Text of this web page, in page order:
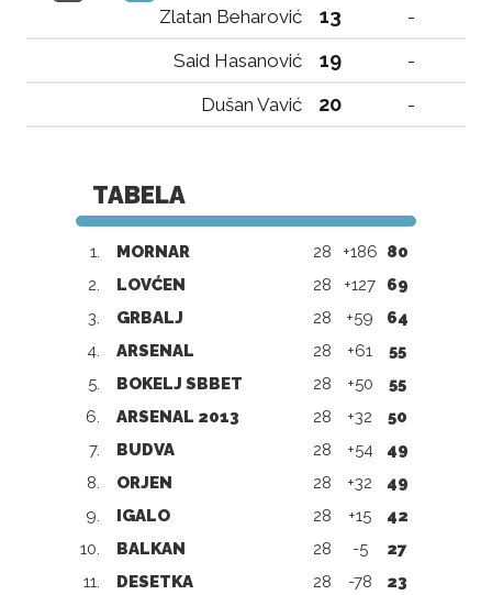
Zlatan Beharović
13
-
Said Hasanović
19
-
Dušan Vavić
20 -
TABELA
1. MORNAR 28 +186 80
2.
LOVĆEN 28 +127
69
3.
GRBALJ 28 +59
64
4.
ARSENAL 28 +61
55
5.
BOKELJ SBBET 28 +50
55
6.
ARSENAL 2013 28 +32
50
7.
BUDVA 28 +54
49
8.
ORJEN 28 +32
49
9.
IGALO 28 +15
42
10.
BALKAN 28 -5
27
11.
DESETKA 28 -78
23